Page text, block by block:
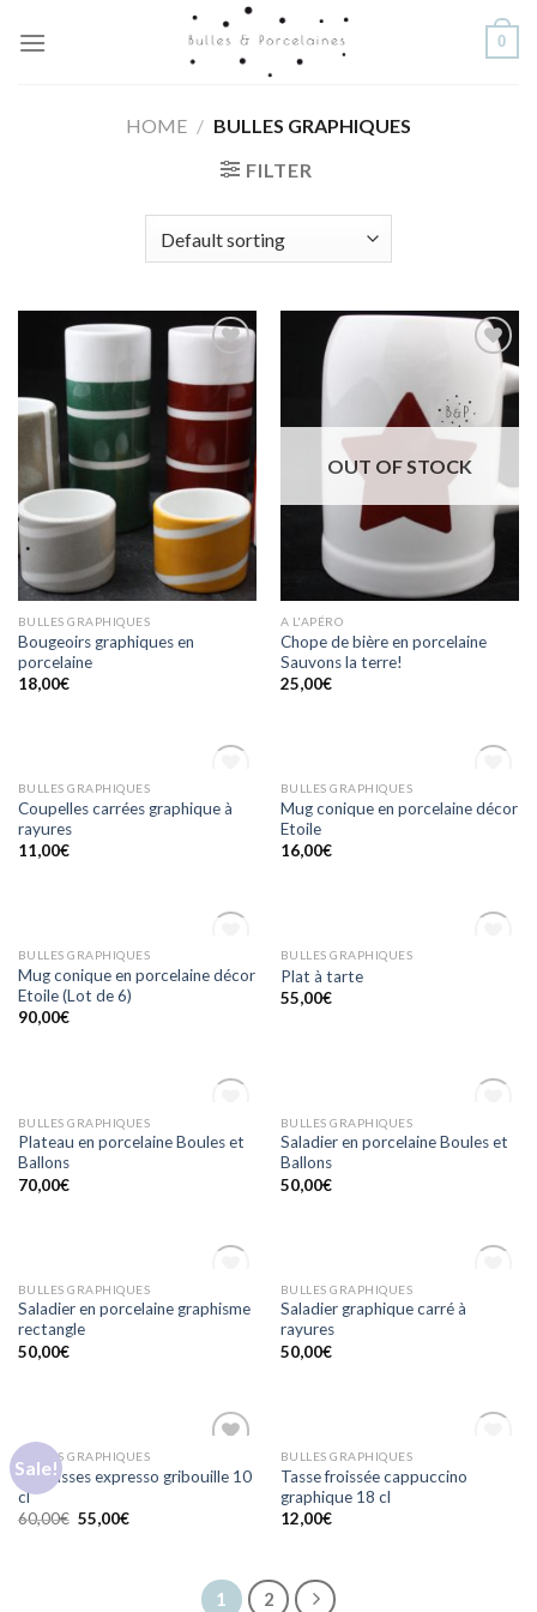
0
HOME / BULLES GRAPHIQUES
FILTER
à la
BULLES GRAPHIQUES
Bougeoirs graphiques en
porcelaine
18,00€
Ajouter
wishlist
OUT OF STOCK
A L'APÉRO
Chope de bière en porcelaine
Sauvons la terre!
25,00€
à la
OUT OF STOCK
BULLES GRAPHIQUES
Coupelles carrées graphique à
rayures
11,00€
à la
OUT OF STOCK
BULLES GRAPHIQUES
Mug conique en porcelaine décor
Etoile
16,00€
à la
OUT OF STOCK
BULLES GRAPHIQUES
Mug conique en porcelaine décor
Etoile (Lot de 6)
90,00€
OUT OF STOCK
BULLES GRAPHIQUES
Plat à tarte
55,00€
à la
OUT OF STOCK
BULLES GRAPHIQUES
Plateau en porcelaine Boules et
Ballons
70,00€
à la
OUT OF STOCK
BULLES GRAPHIQUES
Saladier en porcelaine Boules et
Ballons
50,00€
Ajouter
à la
OUT OF STOCK
BULLES GRAPHIQUES
Saladier en porcelaine graphisme
rectangle
50,00€
Ajouter
OUT OF STOCK
BULLES GRAPHIQUES
Saladier graphique carré à
rayures
50,00€
Sale!
à la
BULLES GRAPHIQUES
Six Tasses expresso gribouille 10
cl
60,00€ 55,00€
OUT OF STOCK
BULLES GRAPHIQUES
Tasse froissée cappuccino
graphique 18 cl
12,00€
1 2